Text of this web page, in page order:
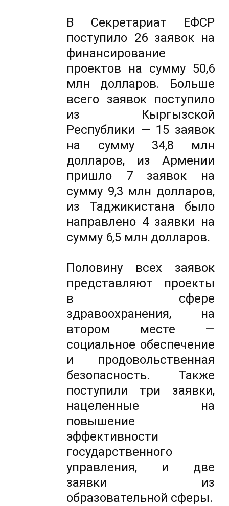
В Секретариат ЕФСР
поступило 26 заявок на
финансирование
проектов на сумму 50,6
млн долларов. Больше
всего заявок поступило
из Кыргызской
Республики — 15 заявок
на сумму 34,8 млн
долларов, из Армении
пришло 7 заявок на
сумму 9,3 млн долларов,
из Таджикистана было
направлено 4 заявки на
сумму 6,5 млн долларов.
Половину всех заявок
представляют проекты
в сфере
здравоохранения, на
втором месте —
социальное обеспечение
и продовольственная
безопасность. Также
поступили три заявки,
нацеленные на
повышение
эффективности
государственного
управления, и две
заявки из
образовательной сферы.